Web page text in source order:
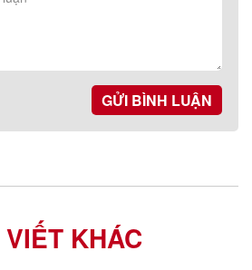
GỬI BÌNH LUẬN
KHÁC